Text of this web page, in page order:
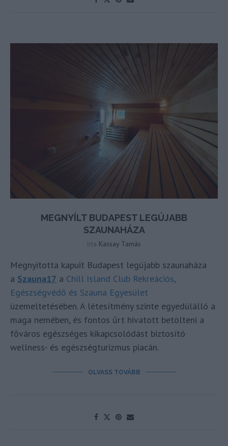
MEGNYÍLT BUDAPEST LEGÚJABB
SZAUNAHÁZA
írta Kassay Tamás
Megnyitotta kapuit Budapest legújabb szaunaháza
a Szauna17 a Chill Island Club Rekreációs,
Egészségvédő és Szauna Egyesület
üzemeltetésében. A létesítmény szinte egyedülálló a
maga nemében, és fontos űrt hivatott betölteni a
főváros egészséges kikapcsolódást biztosító
wellness- és egészségturizmus piacán.
OLVASS TOVÁBB